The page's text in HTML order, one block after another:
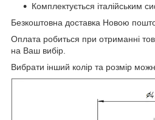
Комплектується італійським
Безкоштовна доставка Новою
Оплата робиться при отриманні
на Ваш вибір.
Вибрати інший колір та розмір